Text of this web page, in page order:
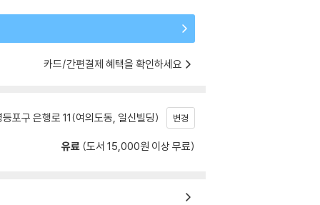
카드/간편결제 혜택을 확인하세요
포구 은행로 11(여의도동, 일신빌딩) 변경
유료 (도서 15,000원 이상 무료)